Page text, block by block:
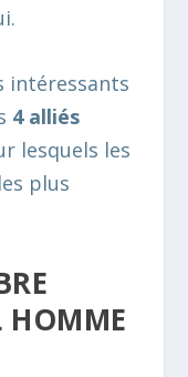
intéressants
4 alliés
lesquels les
plus
HOMME